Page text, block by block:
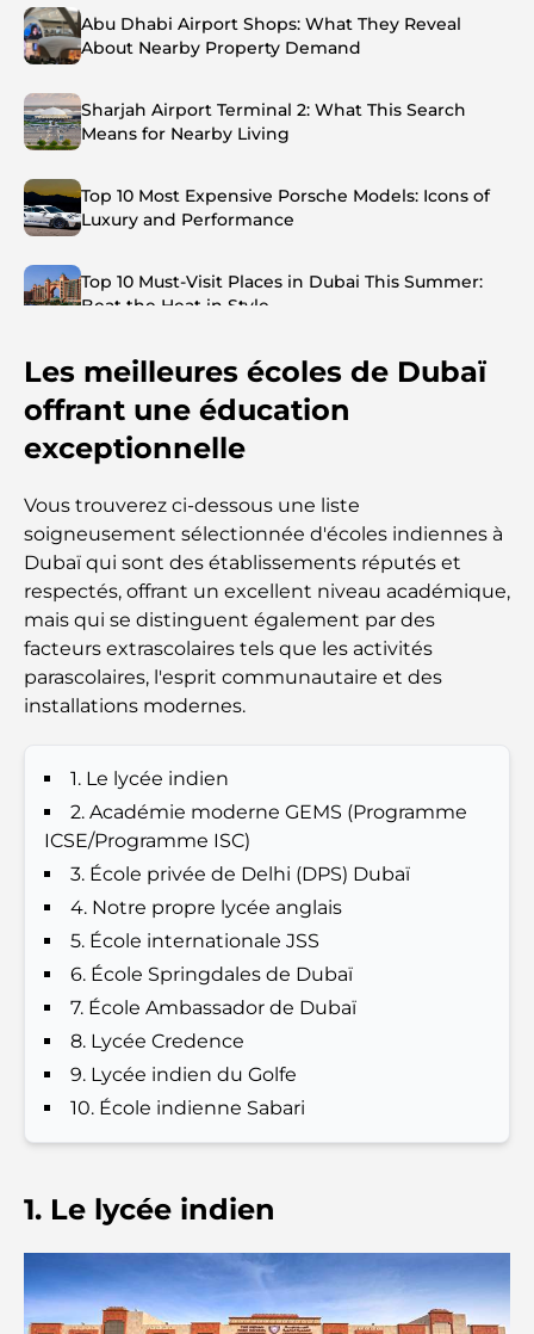
Abu Dhabi Airport Shops: What They Reveal
About Nearby Property Demand
Sharjah Airport Terminal 2: What This Search
Means for Nearby Living
Top 10 Most Expensive Porsche Models: Icons of
Luxury and Performance
Top 10 Must-Visit Places in Dubai This Summer:
Beat the Heat in Style
Top 7 Busiest Airports in the World: Hub of Global
Abu Dhabi vs Dubai: A Practical Comparison for
Best Schools in Downtown Dubai: A Guide for
Families
Que faire à Dubaï en été : le guide ultime pour
profiter de la chaleur
Cadeaux de luxe pour hommes : des idées de
Écoles à proximité de Palm Jumeirah : un guide
complet pour les familles
Les meilleurs hôtels de Business Bay, à Dubaï :
votre guide ultime
Les meilleurs cafés avec vue à Dubaï : un parfait
mélange de saveurs et de paysages
Restaurants avec vue sur le Burj Al Arab :
Expériences gastronomiques exceptionnelles à
Dubaï
avant-goût d'Italie au cœur de la ville
Les 7 meilleures salles de sport de Dubai Hills : le
Les meilleures écoles de Dubaï
offrant une éducation
exceptionnelle
Vous trouverez ci-dessous une liste
soigneusement sélectionnée d'écoles indiennes à
Dubaï qui sont des établissements réputés et
respectés, offrant un excellent niveau académique,
mais qui se distinguent également par des
facteurs extrascolaires tels que les activités
parascolaires, l'esprit communautaire et des
installations modernes.
1. Le lycée indien
2. Académie moderne GEMS (Programme
ICSE/Programme ISC)
3. École privée de Delhi (DPS) Dubaï
4. Notre propre lycée anglais
5. École internationale JSS
6. École Springdales de Dubaï
7. École Ambassador de Dubaï
8. Lycée Credence
9. Lycée indien du Golfe
10. École indienne Sabari
1. Le lycée indien